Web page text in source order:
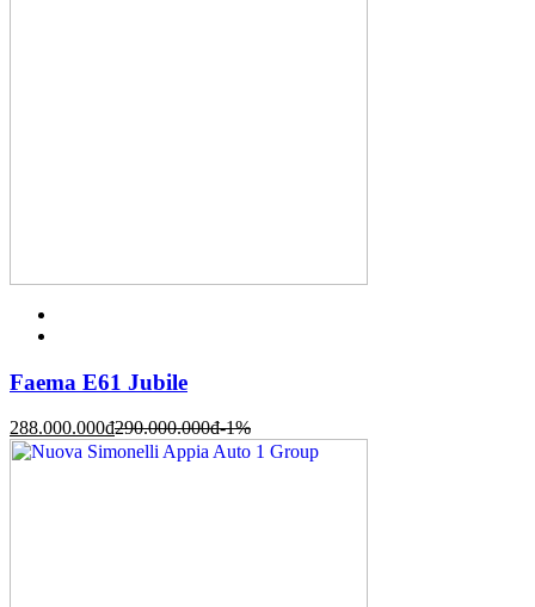
Faema E61 Jubile
288.000.000đ290.000.000đ-1%